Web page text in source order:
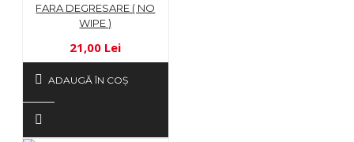
FARA DEGRESARE ( NO
WIPE )
21,00 Lei
ADAUGĂ ÎN COŞ